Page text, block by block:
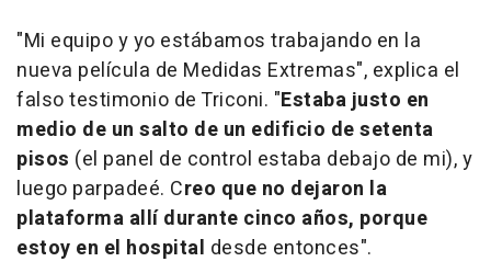
"Mi equipo y yo estábamos trabajando en la
nueva película de Medidas Extremas", explica el
falso testimonio de Triconi. "Estaba justo en
medio de un salto de un edificio de setenta
pisos (el panel de control estaba debajo de mi), y
luego parpadeé. Creo que no dejaron la
plataforma allí durante cinco años, porque
estoy en el hospital desde entonces".